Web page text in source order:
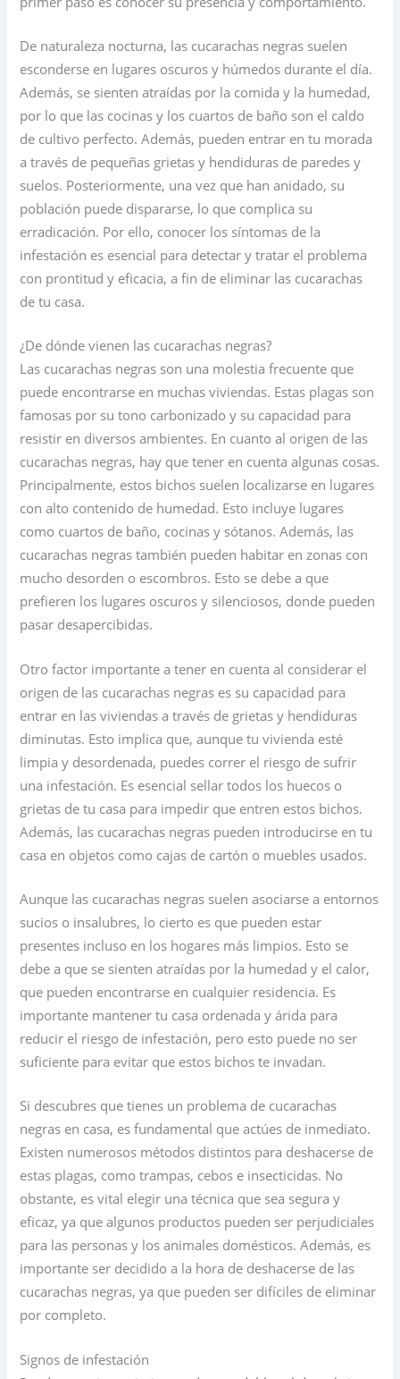
De naturaleza nocturna, las cucarachas negras suelen
esconderse en lugares oscuros y húmedos durante el día.
Además, se sienten atraídas por la comida y la humedad,
por lo que las cocinas y los cuartos de baño son el caldo
de cultivo perfecto. Además, pueden entrar en tu morada
a través de pequeñas grietas y hendiduras de paredes y
suelos. Posteriormente, una vez que han anidado, su
población puede dispararse, lo que complica su
erradicación. Por ello, conocer los síntomas de la
infestación es esencial para detectar y tratar el problema
con prontitud y eficacia, a fin de eliminar las cucarachas
de tu casa.
¿De dónde vienen las cucarachas negras?
Las cucarachas negras son una molestia frecuente que
puede encontrarse en muchas viviendas. Estas plagas son
famosas por su tono carbonizado y su capacidad para
resistir en diversos ambientes. En cuanto al origen de las
cucarachas negras, hay que tener en cuenta algunas cosas.
Principalmente, estos bichos suelen localizarse en lugares
con alto contenido de humedad. Esto incluye lugares
como cuartos de baño, cocinas y sótanos. Además, las
cucarachas negras también pueden habitar en zonas con
mucho desorden o escombros. Esto se debe a que
prefieren los lugares oscuros y silenciosos, donde pueden
pasar desapercibidas.
Otro factor importante a tener en cuenta al considerar el
origen de las cucarachas negras es su capacidad para
entrar en las viviendas a través de grietas y hendiduras
diminutas. Esto implica que, aunque tu vivienda esté
limpia y desordenada, puedes correr el riesgo de sufrir
una infestación. Es esencial sellar todos los huecos o
grietas de tu casa para impedir que entren estos bichos.
Además, las cucarachas negras pueden introducirse en tu
casa en objetos como cajas de cartón o muebles usados.
Aunque las cucarachas negras suelen asociarse a entornos
sucios o insalubres, lo cierto es que pueden estar
presentes incluso en los hogares más limpios. Esto se
debe a que se sienten atraídas por la humedad y el calor,
que pueden encontrarse en cualquier residencia. Es
importante mantener tu casa ordenada y árida para
reducir el riesgo de infestación, pero esto puede no ser
suficiente para evitar que estos bichos te invadan.
Si descubres que tienes un problema de cucarachas
negras en casa, es fundamental que actúes de inmediato.
Existen numerosos métodos distintos para deshacerse de
estas plagas, como trampas, cebos e insecticidas. No
obstante, es vital elegir una técnica que sea segura y
eficaz, ya que algunos productos pueden ser perjudiciales
para las personas y los animales domésticos. Además, es
importante ser decidido a la hora de deshacerse de las
cucarachas negras, ya que pueden ser difíciles de eliminar
por completo.
Signos de infestación